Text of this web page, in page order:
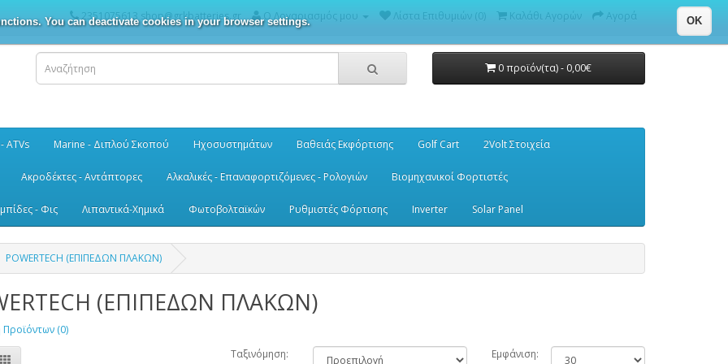
You can deactivate cookies in your browser settings. OK
2351075613 shop@grkbatteries.gr Ο Λογαριασμός μου Λίστα Επιθυμιών (0) Καλάθι Αγορών Αγορά
0 προϊόν(τα) - 0,00€
ATVs Marine - Διπλού Σκοπού Ηχοσυστημάτων Βαθειάς Εκφόρτισης Golf Cart 2Volt Στοιχεία
Ακροδέκτες - Αντάπτορες Αλκαλικές - Επαναφορτιζόμενες - Ρολογιών Βιομηχανικοί Φορτιστές
- Φις Λιπαντικά-Χημικά Φωτοβολταϊκών Ρυθμιστές Φόρτισης Inverter Solar Panel
POWERTECH (ΕΠΙΠΕΔΩΝ ΠΛΑΚΩΝ)
(ΕΠΙΠΕΔΩΝ ΠΛΑΚΩΝ)
Προϊόντων (0)
Ταξινόμηση:
Εμφάνιση: